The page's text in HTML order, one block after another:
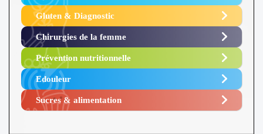
Gluten & Diagnostic
Chirurgies de la femme
Prévention nutritionnelle
Edouleur​
Sucres & alimentation​